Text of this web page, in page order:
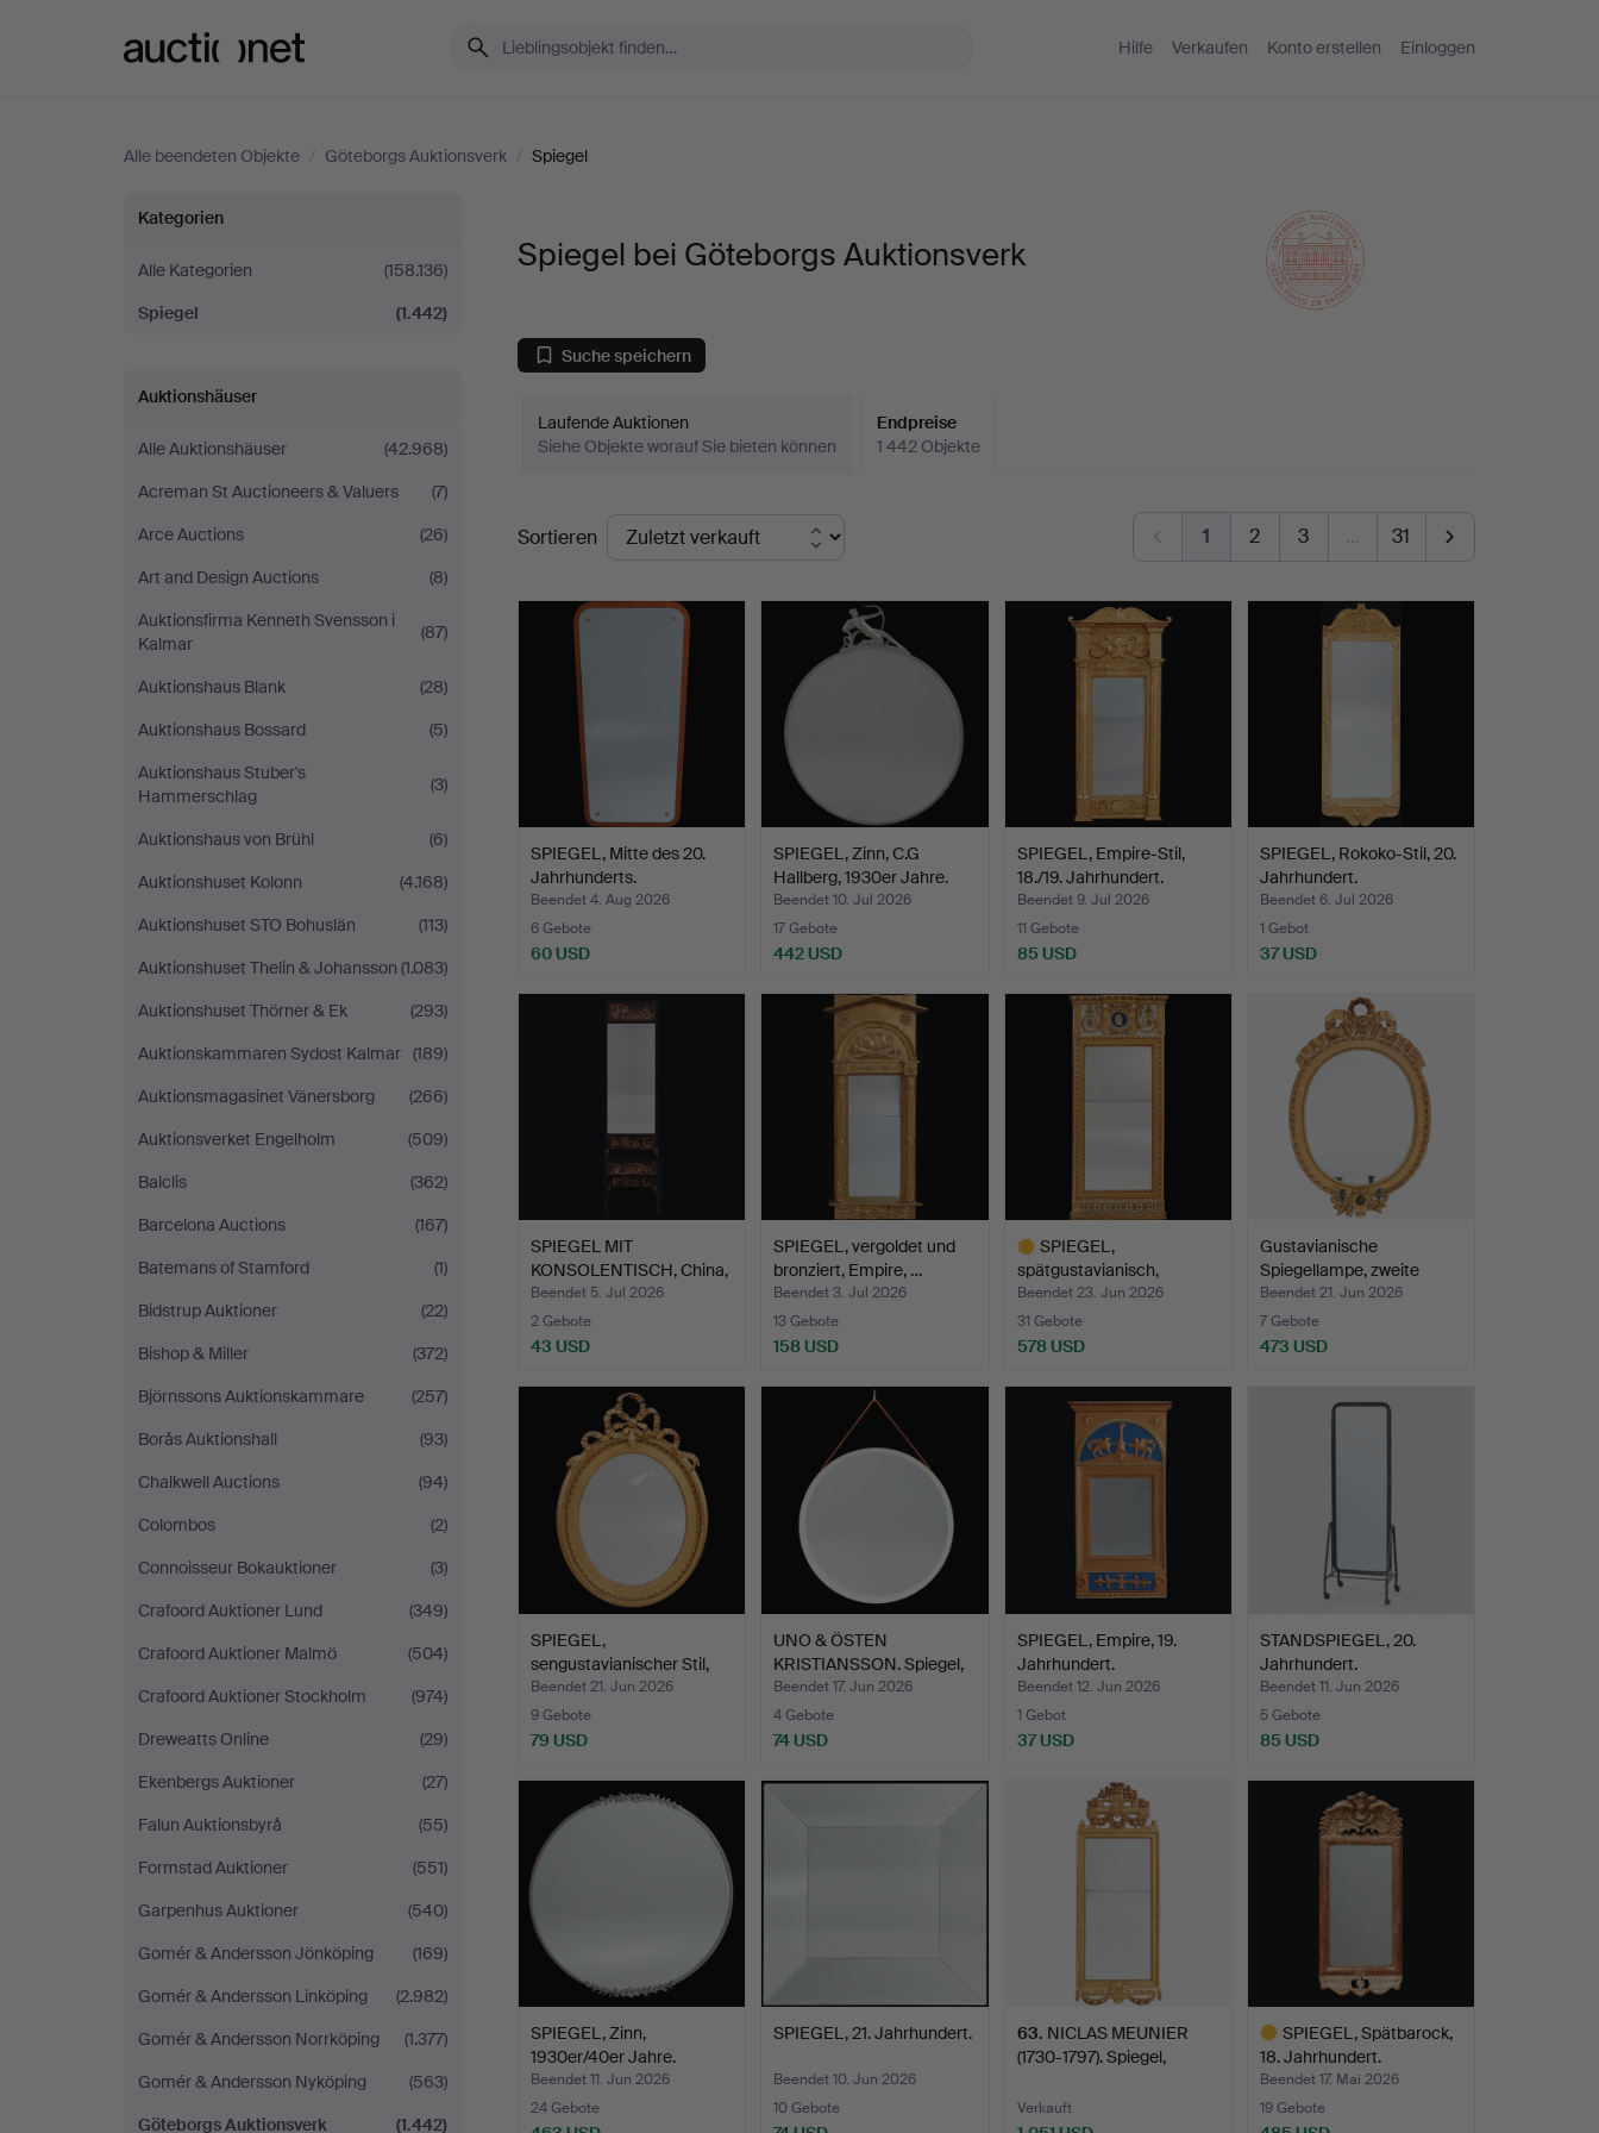
Hilfe Verkaufen Konto erstellen Einloggen
Alle beendeten Objekte / Göteborgs Auktionsverk / Spiegel
Spiegel
bei
Göteborgs
Auktionsverk
Kategorien
Alle Kategorien
(158.136)
Spiegel
(1.442)
Auktionshäuser
Alle Auktionshäuser
(42.968)
Acreman St Auctioneers & Valuers
(7)
Arce Auctions
(26)
Art and Design Auctions
(8)
Auktionsfirma Kenneth Svensson i
Kalmar
(87)
Auktionshaus Blank
(28)
Auktionshaus Bossard
(5)
Auktionshaus Stuber's
Hammerschlag
(3)
Auktionshaus von Brühl
(6)
Auktionshuset Kolonn
(4.168)
Auktionshuset STO Bohuslän
(113)
Auktionshuset Thelin & Johansson (1.083)
Auktionshuset Thörner & Ek
(293)
Auktionskammaren Sydost Kalmar (189)
Auktionsmagasinet Vänersborg
(266)
Auktionsverket Engelholm
(509)
Balclis
(362)
Barcelona Auctions
(167)
Batemans of Stamford
(1)
Bidstrup Auktioner
(22)
Bishop & Miller
(372)
Björnssons Auktionskammare
(257)
Borås Auktionshall
(93)
Chalkwell Auctions
(94)
Colombos
(2)
Connoisseur Bokauktioner
(3)
Crafoord Auktioner Lund
(349)
Crafoord Auktioner Malmö
(504)
Crafoord Auktioner Stockholm
(974)
Dreweatts Online
(29)
Ekenbergs Auktioner
(27)
Falun Auktionsbyrå
(55)
Formstad Auktioner
(551)
Garpenhus Auktioner
(540)
Gomér & Andersson Jönköping
(169)
Gomér & Andersson Linköping
(2.982)
Gomér & Andersson Norrköping
(1.377)
Gomér & Andersson Nyköping
(563)
Göteborgs Auktionsverk
(1.442)
Spiegel bei Göteborgs Auktionsverk
Suche speichern
Laufende Auktionen
Siehe Objekte worauf Sie bieten können
Endpreise
1 442 Objekte
Endpreise
Sortieren 1 2 3 … 31
SPIEGEL, Mitte des 20.
Jahrhunderts.
Beendet 4. Aug 2026
6 Gebote
60 USD
SPIEGEL, Zinn, C.G
Hallberg, 1930er Jahre.
Beendet 10. Jul 2026
17 Gebote
442 USD
SPIEGEL, Empire-Stil,
18./19. Jahrhundert.
Beendet 9. Jul 2026
11 Gebote
85 USD
SPIEGEL, Rokoko-Stil, 20.
Jahrhundert.
Beendet 6. Jul 2026
1 Gebot
37 USD
SPIEGEL MIT
KONSOLENTISCH, China,
Mitte de…
Beendet 5. Jul 2026
2 Gebote
43 USD
SPIEGEL, vergoldet und
bronziert, Empire, …
Beendet 3. Jul 2026
13 Gebote
158 USD
SPIEGEL,
spätgustavianisch,
zugeschrieben …
Beendet 23. Jun 2026
31 Gebote
578 USD
Gustavianische
Spiegellampe, zweite
Hälfte…
Beendet 21. Jun 2026
7 Gebote
473 USD
SPIEGEL,
sengustavianischer Stil,
zweite H…
Beendet 21. Jun 2026
9 Gebote
79 USD
UNO & ÖSTEN
KRISTIANSSON. Spiegel,
Luxus, …
Beendet 17. Jun 2026
4 Gebote
74 USD
SPIEGEL, Empire, 19.
Jahrhundert.
Beendet 12. Jun 2026
1 Gebot
37 USD
STANDSPIEGEL, 20.
Jahrhundert.
Beendet 11. Jun 2026
5 Gebote
85 USD
SPIEGEL, Zinn,
1930er/40er Jahre.
Beendet 11. Jun 2026
24 Gebote
SPIEGEL, 21. Jahrhundert.
Beendet 10. Jun 2026
10 Gebote
63. NICLAS MEUNIER
(1730-1797). Spiegel,
Verkauft
SPIEGEL, Spätbarock,
18. Jahrhundert.
Beendet 17. Mai 2026
19 Gebote